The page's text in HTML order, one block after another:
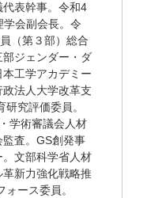
表幹事。令和4
会副会長。令
（第３部）総合
ジェンダー・ダ
工学アカデミー
法人大学改革支
究評価委員。
学術審議会人材
査。GS創発事
文部科学省人材
新力強化戦略推
ース委員。